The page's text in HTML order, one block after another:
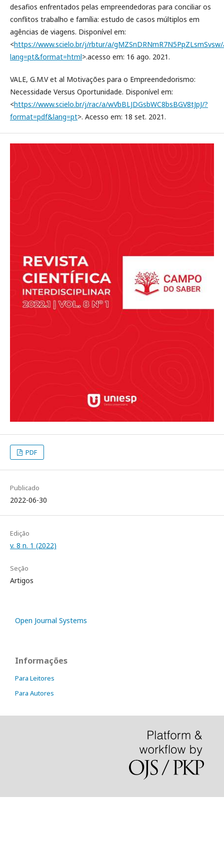
desafios enfrentados pelas empreendedoras para conciliar os
conflitos trabalho e família: estudo de casos múltiplos em
agências de viagens. Disponível em:
<https://www.scielo.br/j/rbtur/a/
lang=pt&format=html>.acesso em: 16 ago. 2021.
VALE, G.M.V et al Motivações para o Empreendedorismo:
Necessidade Versus Oportunidade. Disponível em:
<https://www.scielo.br/j/rac/a/wVbBLJDGsbWC8bsBGV8tJpJ/?
format=pdf&lang=pt>. Acesso em: 18 set. 2021.
PDF
Publicado
2022-06-30
Edição
v. 8 n. 1 (2022)
Seção
Artigos
Open Journal Systems
Informações
Para Leitores
Para Autores